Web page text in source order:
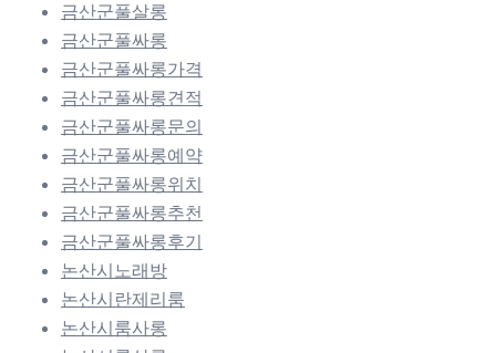
금산군풀살롱
금산군풀싸롱
금산군풀싸롱가격
금산군풀싸롱견적
금산군풀싸롱문의
금산군풀싸롱예약
금산군풀싸롱위치
금산군풀싸롱추천
금산군풀싸롱후기
논산시노래방
논산시란제리룸
논산시룸사롱